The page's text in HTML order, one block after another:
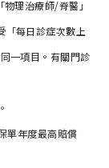
理治療師/脊醫」
「每日診症次數上
一項目。有關門診
單年度最高賠償